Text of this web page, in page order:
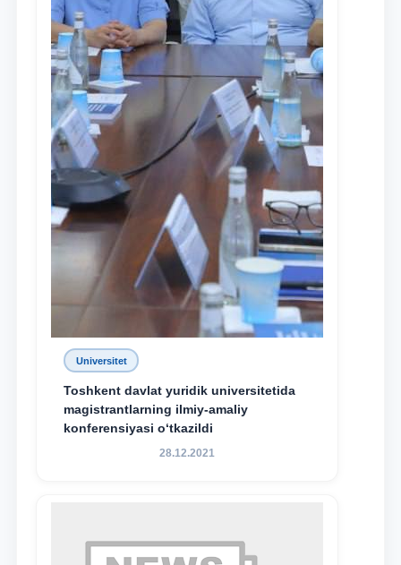
Universitet
Toshkent davlat yuridik universitetida
magistrantlarning ilmiy-amaliy
konferensiyasi o‘tkazildi
28.12.2021